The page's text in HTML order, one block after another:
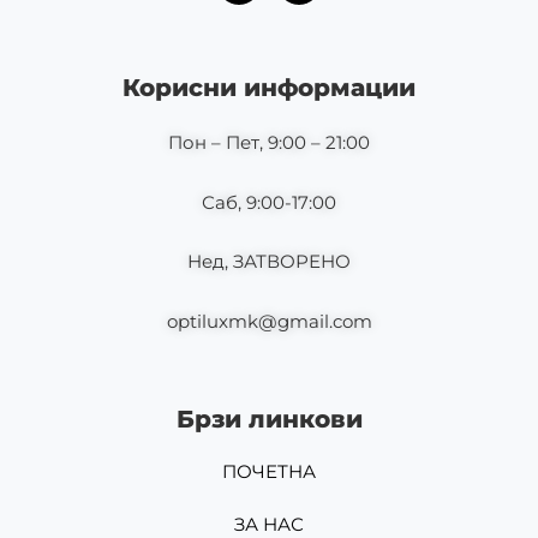
o
o
g
r
m
Корисни информации
Пон – Пет, 9:00 – 21:00
Саб, 9:00-17:00
Нед, ЗАТВОРЕНО
optiluxmk@gmail.com
Брзи линкови
ПОЧЕТНА
ЗА НАС